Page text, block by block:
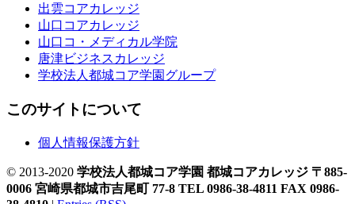
出雲コアカレッジ
山口コアカレッジ
山口コ・メディカル学院
唐津ビジネスカレッジ
学校法人都城コア学園グループ
このサイトについて
個人情報保護方針
© 2013-2020 学校法人都城コア学園 都城コアカレッジ 〒885-
0006 宮崎県都城市吉尾町 77-8 TEL 0986-38-4811 FAX 0986-